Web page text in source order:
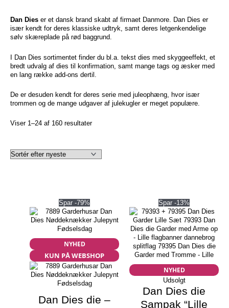
Dan Dies er et dansk brand skabt af firmaet Danmore. Dan Dies er
især kendt for deres klassiske udtryk, samt deres letgenkendelige
sølv skæreplade på rød baggrund.
I Dan Dies sortimentet finder du bl.a. tekst dies med skyggeeffekt, et
bredt udvalg af dies til konfirmation, samt mange tags og æsker med
en lang række add-ons dertil.
De er desuden kendt for deres serie med juleophæng, hvor især
trommen og de mange udgaver af julekugler er meget populære.
Viser 1–24 af 160 resultaterSorteret
Spar -79%
NYHED
KUN PÅ WEBSHOP
Dan Dies die –
Spar -13%
NYHED
Udsolgt
Dan Dies die
Sampak “Lille